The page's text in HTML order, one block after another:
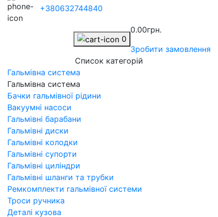
+380632744840
0
0.00грн.
Зробити замовлення
Список категорій
Гальмівна система
Гальмівна система
Бачки гальмівної рідини
Вакуумні насоси
Гальмівні барабани
Гальмівні диски
Гальмівні колодки
Гальмівні супорти
Гальмівні циліндри
Гальмівні шланги та трубки
Ремкомплекти гальмівної системи
Троси ручника
Деталі кузова